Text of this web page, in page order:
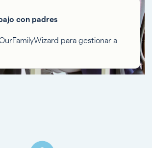
con padres
para gestionar a